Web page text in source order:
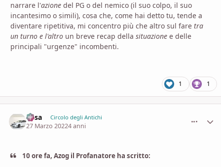
narrare l'azione del PG o del nemico (il suo colpo, il suo
incantesimo o simili), cosa che, come hai detto tu, tende a
diventare ripetitiva, mi concentro più che altro sul fare tra
un turno e l'altro un breve recap della situazione e delle
principali "urgenze" incombenti.
1 1
Casa Circolo degli Antichi
27 Marzo 20224 anni
10 ore fa, Azog il Profanatore ha scritto: